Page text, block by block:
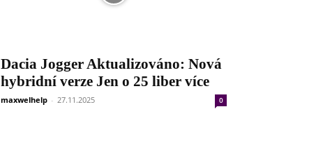
Dacia Jogger Aktualizováno: Nová
hybridní verze Jen o 25 liber více
maxwelhelp - 27.11.2025 0